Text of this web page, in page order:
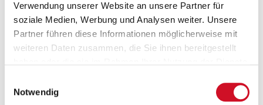
Verwendung unserer Website an unsere Partner für
soziale Medien, Werbung und Analysen weiter. Unsere
Partner führen diese Informationen möglicherweise mit
weiteren Daten zusammen, die Sie ihnen bereitgestellt
Notwendig